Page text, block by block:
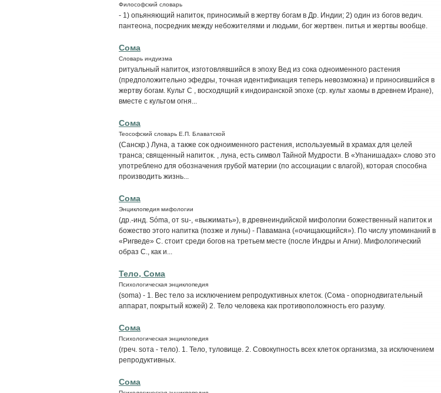
Философский словарь
- 1) опьяняющий напиток, приносимый в жертву богам в Др. Индии; 2) один из богов ведич.
пантеона, посредник между небожителями и людьми, бог жертвен. питья и жертвы вообще.
Сома
Словарь индуизма
ритуальный напиток, изготовлявшийся в эпоху Вед из сока одноименного растения
(предположительно эфедры, точная идентификация теперь невозможна) и приносившийся в
жертву богам. Культ С , восходящий к индоиранской эпохе (ср. культ хаомы в древнем Иране),
вместе с культом огня...
Сома
Теософский словарь Е.П. Блаватской
(Санскр.) Луна, а также сок одноименного растения, используемый в храмах для целей
транса; священный напиток. , луна, есть символ Тайной Мудрости. В «Упанишадах» слово это
употреблено для обозначения грубой материи (по ассоциации с влагой), которая способна
производить жизнь...
Сома
Энциклопедия мифологии
(др.-инд. Sóma, от su-, «выжимать»), в древнеиндийской мифологии божественный напиток и
божество этого напитка (позже и луны) - Павамана («очищающийся»). По числу упоминаний в
«Ригведе» С. стоит среди богов на третьем месте (после Индры и Агни). Мифологический
образ С., как и...
Тело, Сома
Психологическая энциклопедия
(soma) - 1. Вес тело за исключением репродуктивных клеток. (Сома - опорнодвигательный
аппарат, покрытый кожей) 2. Тело человека как противоположность его разуму.
Сома
Психологическая энциклопедия
(греч. sота - тело). 1. Тело, туловище. 2. Совокупность всех клеток организма, за исключением
репродуктивных.
Сома